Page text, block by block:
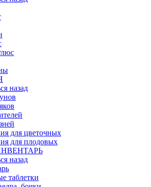
назад
для цветочных
для плодовых
назад
таблетки